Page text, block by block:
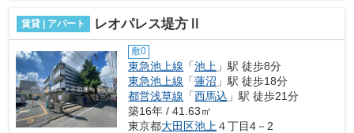
賃貸 | アパート レオパレス堤方Ⅱ
敷0
東急池上線 「池上 」駅 徒歩8分
東急池上線 「蓮沼 」駅 徒歩18分
都営浅草線 「西馬込 」駅 徒歩21分
築16年 / 41.63㎡
東京都大田区池上 ４丁目4－2